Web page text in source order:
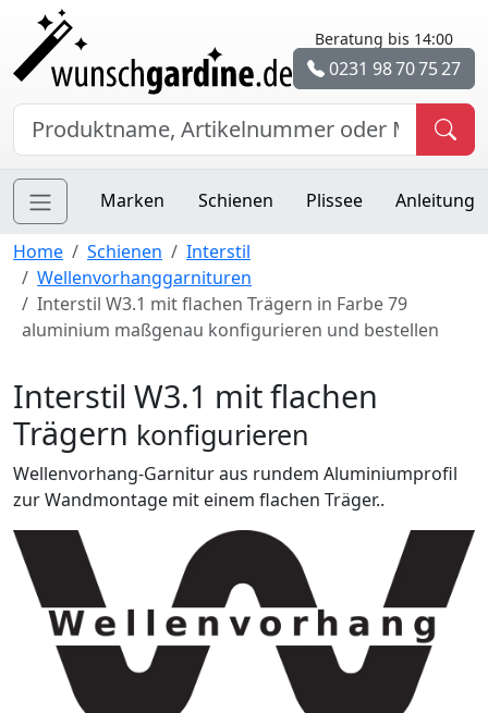
Beratung bis 14:00
0231 98 70 75 27
Marken Schienen Plissee Anleitung
Home Schienen
Interstil
Wellenvorhanggarnituren
Interstil W3.1 mit flachen Trägern in Farbe 79
aluminium maßgenau konfigurieren und bestellen
Interstil W3.1 mit flachen
Trägern konfigurieren
Wellenvorhang-Garnitur aus rundem Aluminiumprofil
zur Wandmontage mit einem flachen Träger..